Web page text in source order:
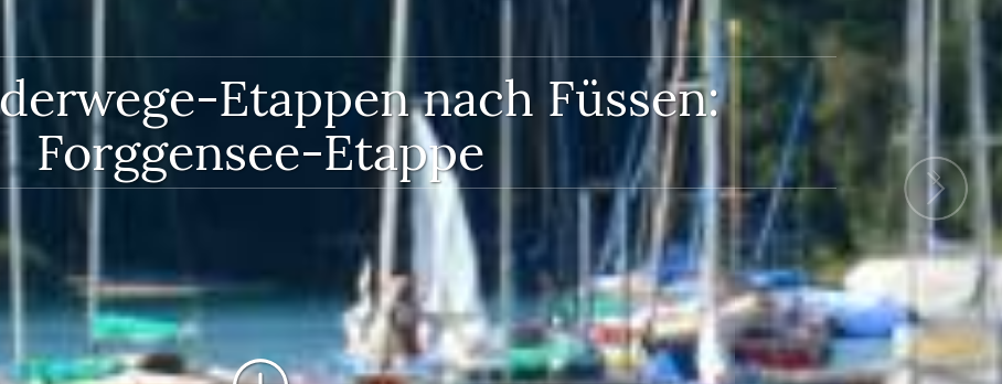
Etappen nach Füssen:
Forggensee-Etappe